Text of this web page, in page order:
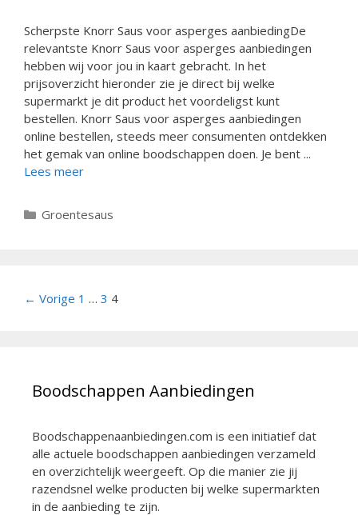
Scherpste Knorr Saus voor asperges aanbiedingDe
relevantste Knorr Saus voor asperges aanbiedingen
hebben wij voor jou in kaart gebracht. In het
prijsoverzicht hieronder zie je direct bij welke
supermarkt je dit product het voordeligst kunt
bestellen. Knorr Saus voor asperges aanbiedingen
online bestellen, steeds meer consumenten ontdekken
het gemak van online boodschappen doen. Je bent ...
Lees meer
Categorieën
Groentesaus
Berichtnavigatie
← Vorige 1 … 3 4
Boodschappen Aanbiedingen
Boodschappenaanbiedingen.com is een initiatief dat
alle actuele boodschappen aanbiedingen verzameld
en overzichtelijk weergeeft. Op die manier zie jij
razendsnel welke producten bij welke supermarkten
in de aanbieding te zijn.